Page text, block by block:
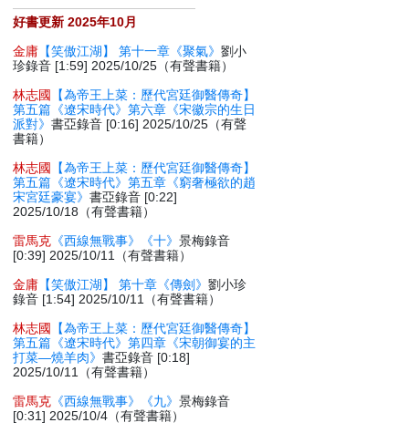
好書更新 2025年10月
金庸 【笑傲江湖】 第十一章《聚氣》劉小
珍錄音 [1:59] 2025/10/25（有聲書籍）
林志國
【為帝王上菜：歷代宮廷御醫傳奇】
第五篇《遼宋時代》第六章《宋徽宗的生日
派對》書亞錄音 [0:16] 2025/10/25（有聲
書籍）
林志國
【為帝王上菜：歷代宮廷御醫傳奇】
第五篇《遼宋時代》第五章《窮奢極欲的趙
宋宮廷豪宴》書亞錄音 [0:22]
2025/10/18（有聲書籍）
雷馬克 《西線無戰事》《十》景梅錄音
[0:39] 2025/10/11（有聲書籍）
金庸 【笑傲江湖】 第十章《傳劍》劉小珍
錄音 [1:54] 2025/10/11（有聲書籍）
林志國
【為帝王上菜：歷代宮廷御醫傳奇】
第五篇《遼宋時代》第四章《宋朝御宴的主
打菜—燒羊肉》書亞錄音 [0:18]
2025/10/11（有聲書籍）
雷馬克 《西線無戰事》《九》景梅錄音
[0:31] 2025/10/4（有聲書籍）